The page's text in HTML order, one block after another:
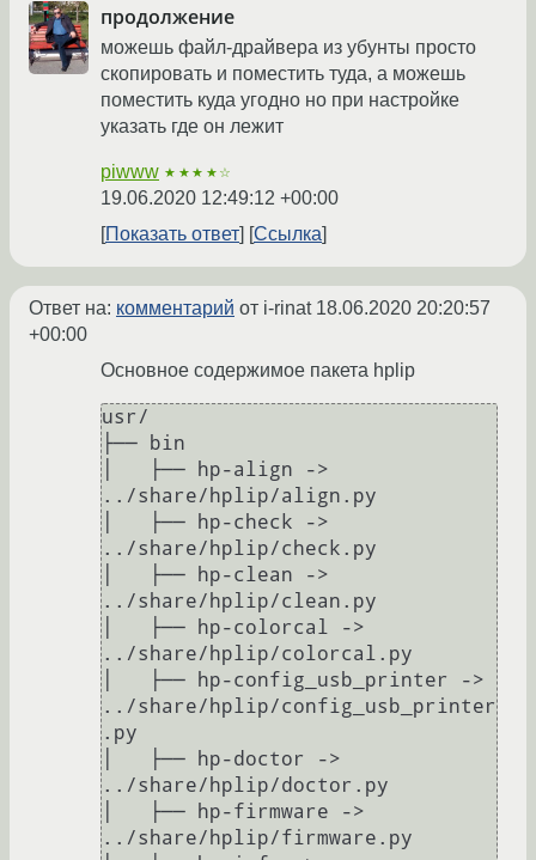
продолжение
можешь файл-драйвера из убунты просто
скопировать и поместить туда, а можешь
поместить куда угодно но при настройке
указать где он лежит
piwww ★★★★☆
19.06.2020 12:49:12 +00:00
Показать ответ
Ссылка
Ответ на: комментарий от i-rinat 18.06.2020 20:20:57
+00:00
Основное содержимое пакета hplip
usr/
├── bin
│   ├── hp-align ->
../share/hplip/align.py
│   ├── hp-check ->
../share/hplip/check.py
│   ├── hp-clean ->
../share/hplip/clean.py
│   ├── hp-colorcal ->
../share/hplip/colorcal.py
│   ├── hp-config_usb_printer ->
../share/hplip/config_usb_printer
.py
│   ├── hp-doctor ->
../share/hplip/doctor.py
│   ├── hp-firmware ->
../share/hplip/firmware.py